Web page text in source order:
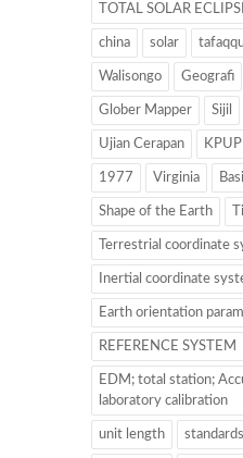
TOTAL SOLAR
china solar
Walisongo Geografi
Glober Mapper Sijil
Ujian Cerapan KPUP
1977 Virginia
Shape of the Earth
Terrestrial coordinate
Inertial coordinate
Earth orientation
REFERENCE SYSTEM
EDM; total station;
laboratory calibration
unit length standards